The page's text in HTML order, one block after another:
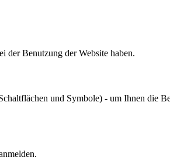
der Benutzung der Website haben.
und Symbole) - um Ihnen die